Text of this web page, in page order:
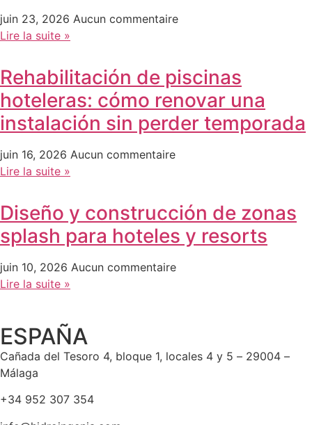
juin 23, 2026 Aucun commentaire
Lire la suite »
Rehabilitación de piscinas
hoteleras: cómo renovar una
instalación sin perder temporada
juin 16, 2026 Aucun commentaire
Lire la suite »
Diseño y construcción de zonas
splash para hoteles y resorts
juin 10, 2026 Aucun commentaire
Lire la suite »
ESPAÑA
Cañada del Tesoro 4, bloque 1, locales 4 y 5 – 29004 –
Málaga
+34 952 307 354